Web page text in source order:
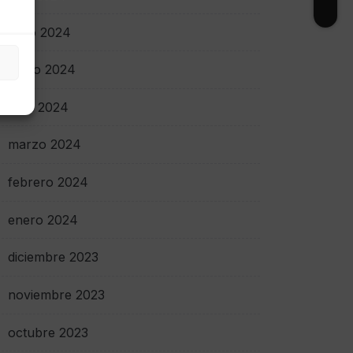
junio 2024
mayo 2024
abril 2024
marzo 2024
febrero 2024
enero 2024
diciembre 2023
noviembre 2023
octubre 2023